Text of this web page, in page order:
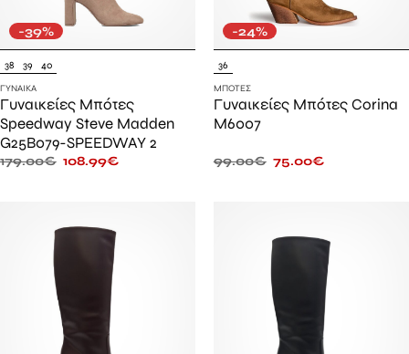
-39%
38 39 40
ΓΥΝΑΊΚΑ
Γυναικείες Μπότες
Speedway Steve Madden
G25B079-SPEEDWAY 2
179.00€ 108.99€
-24%
36
ΜΠΌΤΕΣ
Γυναικείες Μπότες Corina
M6007
99.00€ 75.00€